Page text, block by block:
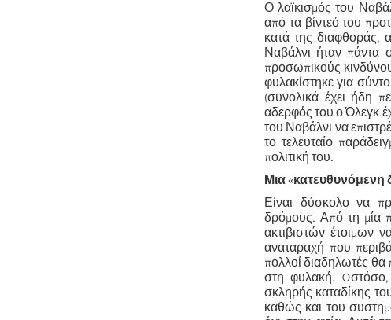
Ο λαϊκισμός του
από τα βίντεό του
κατά της διαφθοράς,
Ναβάλνι ήταν πάντα
προσωπικούς
φυλακίστηκε για
(συνολικά έχει ήδη
αδερφός του ο Όλεγκ
του Ναβάλνι να
το τελευταίο
πολιτική του.
Μια«κατευθυνόμενη
Είναι δύσκολο να
δρόμους. Από τη μία
ακτιβιστών έτοιμων
αναταραχή που
πολλοί διαδηλωτές θα
στη φυλακή. Ωστόσο,
σκληρής καταδίκης
καθώς και του